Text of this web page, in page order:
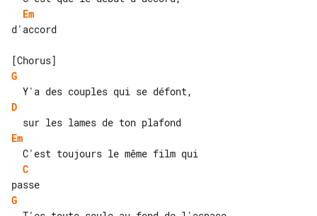
Em
d'accord
G
D
Em
C
G